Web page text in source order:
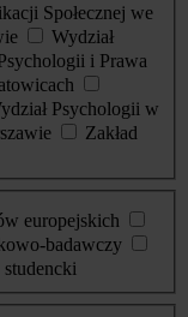
Społecznej we
Wydział
i Prawa
Psychologii w
Zakład
europejskich
badawczy
studencki